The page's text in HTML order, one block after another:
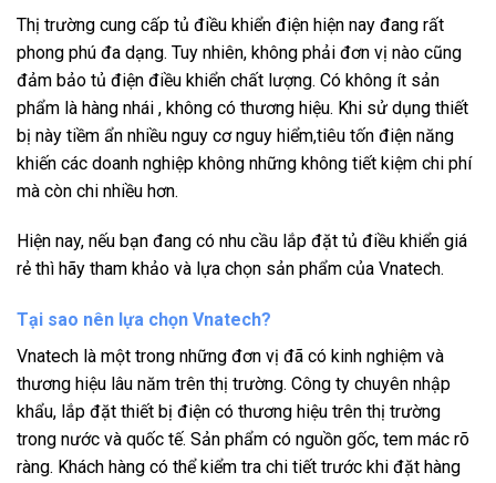
Thị trường cung cấp tủ điều khiển điện hiện nay đang rất
phong phú đa dạng. Tuy nhiên, không phải đơn vị nào cũng
đảm bảo tủ điện điều khiển chất lượng. Có không ít sản
phẩm là hàng nhái , không có thương hiệu. Khi sử dụng thiết
bị này tiềm ẩn nhiều nguy cơ nguy hiểm,tiêu tốn điện năng
khiến các doanh nghiệp không những không tiết kiệm chi phí
mà còn chi nhiều hơn.
Hiện nay, nếu bạn đang có nhu cầu lắp đặt tủ điều khiển giá
rẻ thì hãy tham khảo và lựa chọn sản phẩm của Vnatech.
Tại sao nên lựa chọn Vnatech?
Vnatech là một trong những đơn vị đã có kinh nghiệm và
thương hiệu lâu năm trên thị trường. Công ty chuyên nhập
khẩu, lắp đặt thiết bị điện có thương hiệu trên thị trường
trong nước và quốc tế. Sản phẩm có nguồn gốc, tem mác rõ
ràng. Khách hàng có thể kiểm tra chi tiết trước khi đặt hàng